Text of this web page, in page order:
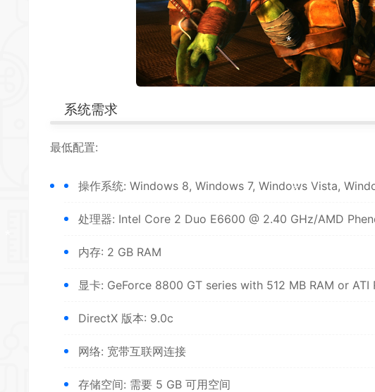
系统需求
最低配置:
操作系统: Windows 8, Windows 7, Windows Vista,
处理器: Intel Core 2 Duo E6600 @ 2.40 GHz/AMD
内存: 2 GB RAM
显卡: GeForce 8800 GT series with 512 MB RAM or
DirectX 版本: 9.0c
网络: 宽带互联网连接
存储空间: 需要 5 GB 可用空间
*
*